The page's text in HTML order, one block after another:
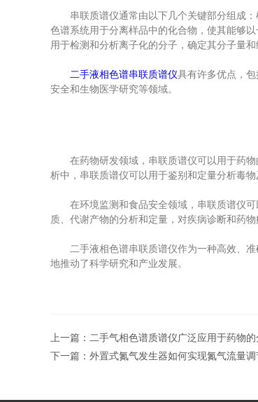
串联质谱仪通常由以下几个关键部分组成：
色谱系统用于分离样品中的化合物，使其能够
用于检测和分析离子化的分子，确定其分子量和
二手液相色谱串联质谱仪具有许多优点，
安全和生物医学研究等领域。
在药物研发领域，串联质谱仪可以用于药物
析中，串联质谱仪可以用于鉴别和定量分析毒
在环境监测和食品安全领域，串联质谱仪可
质、代谢产物的分析和定量，对疾病诊断和药物
二手液相色谱串联质谱仪作为一种高效、准
地推动了科学研究和产业发展。
上一篇： 二手气相色谱质谱仪广泛应用于药物
下一篇： 外置式氮气发生器如何实现氮气流量调